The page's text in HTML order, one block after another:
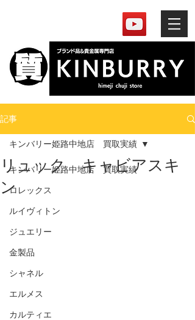
記事
キンバリー姫路中地店 買取実績
ロレックス
ルイヴィトン
ジュエリー
金製品
シャネル
エルメス
カルティエ
キンバリー姫路中地店 買取実績
リュック キャビアスキ
ン